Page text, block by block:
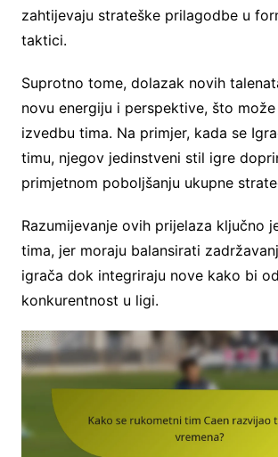
zahtijevaju strateške prilagodbe u
taktici.
Suprotno tome, dolazak novih
novu energiju i perspektive, što
izvedbu tima. Na primjer, kada se
timu, njegov jedinstveni stil igre
primjetnom poboljšanju ukupne
Razumijevanje ovih prijelaza ključno
tima, jer moraju balansirati
igrača dok integriraju nove kako bi
konkurentnost u ligi.